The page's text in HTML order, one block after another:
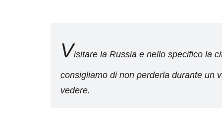
Visitare la Russia e nello specifico la
consigliamo di non perderla durante un
vedere.